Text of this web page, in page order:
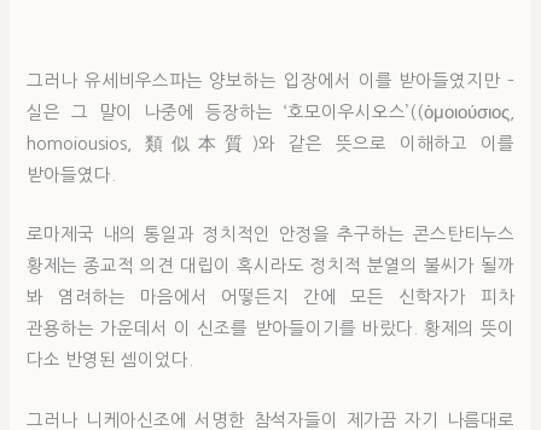
그러나 유세비우스파는 양보하는 입장에서 이를 받아들였지만 –
실은 그 말이 나중에 등장하는 ‘호모이우시오스’((ὁμοιούσιος,
homoiousios, 類似本質)와 같은 뜻으로 이해하고 이를
받아들였다.
로마제국 내의 통일과 정치적인 안정을 추구하는 콘스탄티누스
황제는 종교적 의견 대립이 혹시라도 정치적 분열의 불씨가 될까
봐 염려하는 마음에서 어떻든지 간에 모든 신학자가 피차
관용하는 가운데서 이 신조를 받아들이기를 바랐다. 황제의 뜻이
다소 반영된 셈이었다.
그러나 니케아신조에 서명한 참석자들이 제가끔 자기 나름대로